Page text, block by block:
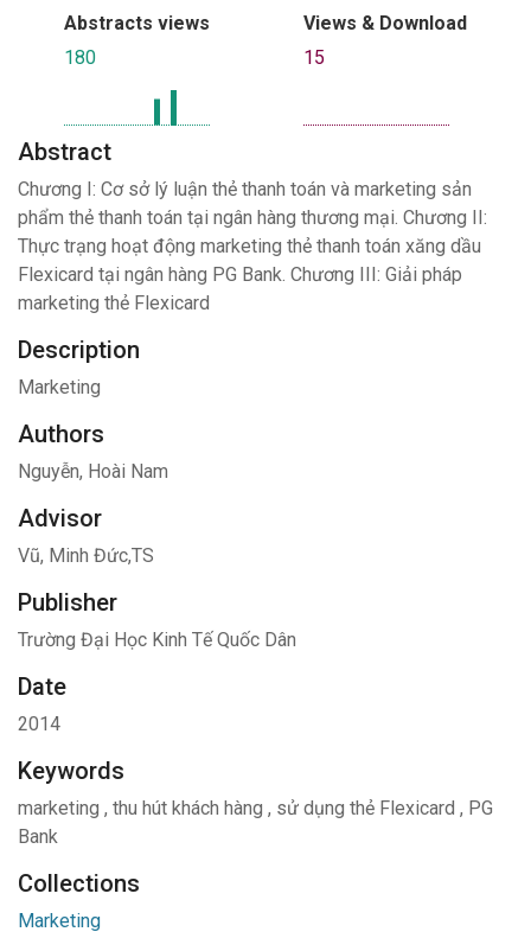
Abstracts views
180
Views & Download
15
Abstract
Chương I: Cơ sở lý luận thẻ thanh toán và marketing sản
phẩm thẻ thanh toán tại ngân hàng thương mại. Chương II:
Thực trạng hoạt động marketing thẻ thanh toán xăng dầu
Flexicard tại ngân hàng PG Bank. Chương III: Giải pháp
marketing thẻ Flexicard
Description
Marketing
Authors
Nguyễn, Hoài Nam
Advisor
Vũ, Minh Đức,TS
Publisher
Trường Đại Học Kinh Tế Quốc Dân
Date
2014
Keywords
marketing , thu hút khách hàng , sử dụng thẻ Flexicard , PG
Bank
Collections
Marketing